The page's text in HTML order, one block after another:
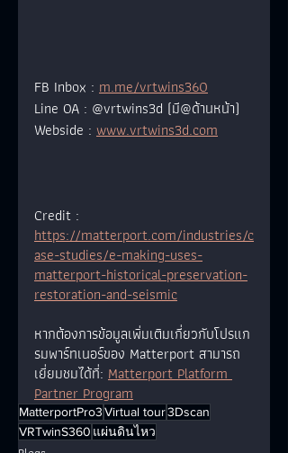
FB Inbox : m.me/vrtwins360
Line OA : @vrtwins3d (มี@ด้านหน้า)
Webside : www.vrtwins3d.com
Credit :
https://matterport.com/industries/c
ase-studies/e-making-uses-
matterport-historical-preservation-
restoration-and-seismic
หากต้องการข้อมูลเพิ่มเติมเกี่ยวกับโปรแก
รมพาร์ทเนอร์ของ Matterport สามารถ
เยี่ยมชมได้ที่: Matterport Platform
Partner Program
MatterportPro3Virtual tour3Dscan
VRTwinS360 แผ่นดินไหว